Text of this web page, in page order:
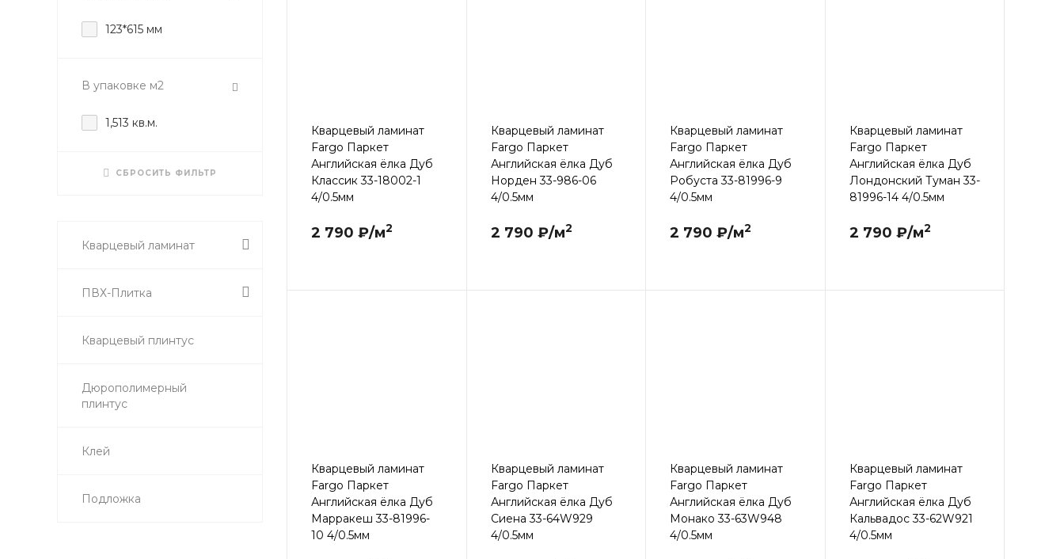
123*615 мм
В упаковке м2
1,513 кв.м.
СБРОСИТЬ ФИЛЬТР
Кварцевый ламинат
ПВХ-Плитка
Кварцевый плинтус
Дюрополимерный
плинтус
Клей
Подложка
Кварцевый ламинат
Fargo Паркет
Английская ёлка Дуб
Классик 33-18002-1
4/0.5мм
2 790 ₽/м2
Кварцевый ламинат
Fargo Паркет
Английская ёлка Дуб
Норден 33-986-06
4/0.5мм
2 790 ₽/м2
Кварцевый ламинат
Fargo Паркет
Английская ёлка Дуб
Робуста 33-81996-9
4/0.5мм
2 790 ₽/м2
Кварцевый ламинат
Fargo Паркет
Английская ёлка Дуб
Лондонский Туман 33-
81996-14 4/0.5мм
2 790 ₽/м2
Кварцевый ламинат
Fargo Паркет
Английская ёлка Дуб
Марракеш 33-81996-
10 4/0.5мм
Кварцевый ламинат
Fargo Паркет
Английская ёлка Дуб
Сиена 33-64W929
4/0.5мм
Кварцевый ламинат
Fargo Паркет
Английская ёлка Дуб
Монако 33-63W948
4/0.5мм
Кварцевый ламинат
Fargo Паркет
Английская ёлка Дуб
Кальвадос 33-62W921
4/0.5мм